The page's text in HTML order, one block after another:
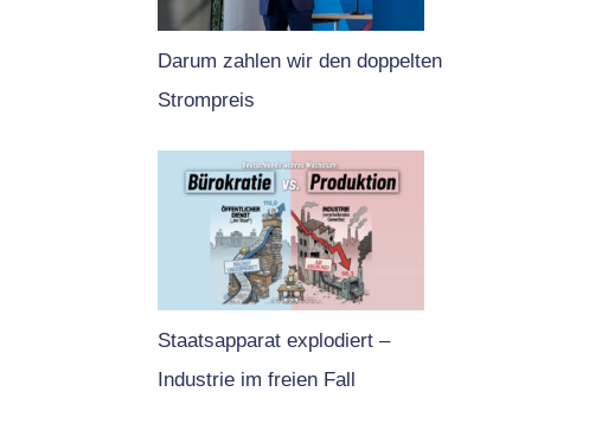
Darum zahlen wir den doppelten
Strompreis
Staatsapparat explodiert –
Industrie im freien Fall